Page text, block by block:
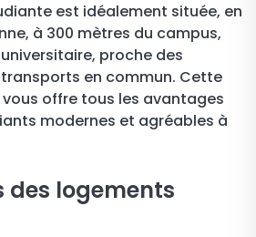
est idéalement située, en
à 300 mètres du campus,
proche des
en commun. Cette
offre tous les avantages
modernes et agréables à
des logements